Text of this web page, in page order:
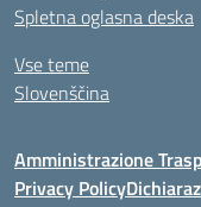
Spletna oglasna deska
Vse teme
Slovenščina
Amministrazione
Privacy Policy